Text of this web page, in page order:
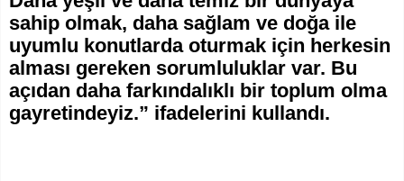
sahip olmak, daha sağlam ve doğa ile
uyumlu konutlarda oturmak için herkesin
alması gereken sorumluluklar var. Bu
açıdan daha farkındalıklı bir toplum olma
gayretindeyiz.” ifadelerini kullandı.